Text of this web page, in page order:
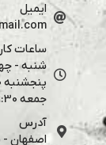
ایمیل
ساعات
شنبه -
پنجشنبه 8:00 - 17:00
جمعه 9:30 - 12:30
آدرس
اصفهان -